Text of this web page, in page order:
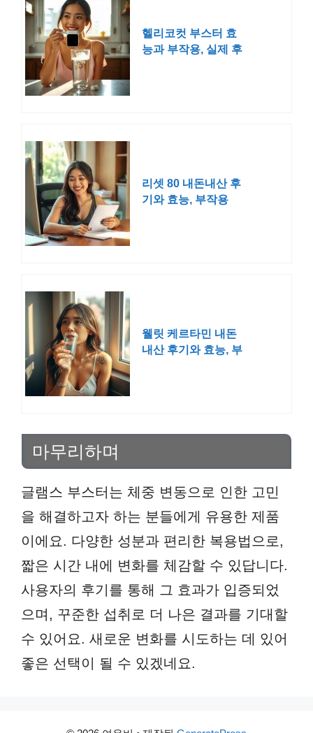
헬리코컷 부스터 효
능과 부작용, 실제 후
리셋 80 내돈내산 후
기와 효능, 부작용
웰릿 케르타민 내돈
내산 후기와 효능, 부
마무리하며
글램스 부스터는 체중 변동으로 인한 고민
을 해결하고자 하는 분들에게 유용한 제품
이에요. 다양한 성분과 편리한 복용법으로,
짧은 시간 내에 변화를 체감할 수 있답니다.
사용자의 후기를 통해 그 효과가 입증되었
으며, 꾸준한 섭취로 더 나은 결과를 기대할
수 있어요. 새로운 변화를 시도하는 데 있어
좋은 선택이 될 수 있겠네요.